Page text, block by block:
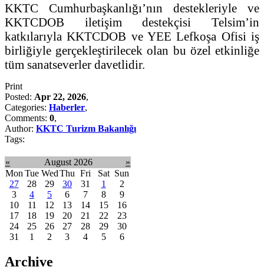
KKTC Cumhurbaşkanlığı’nın destekleriyle ve
KKTCDOB iletişim destekçisi Telsim’in
katkılarıyla KKTCDOB ve YEE Lefkoşa Ofisi iş
birliğiyle gerçekleştirilecek olan bu özel etkinliğe
tüm sanatseverler davetlidir.
Print
Posted: Apr 22, 2026,
Categories: Haberler,
Comments: 0,
Author: KKTC Turizm Bakanlığı
Tags:
« August 2026
»
Mon Tue WedThu Fri Sat Sun
27
28 29 30 31 1
2
3
4 5 6 7 8
9
10
11 12 13 14 15
16
17
18 19 20 21 22
23
24
25 26 27 28 29
30
31
1 2 3 4 5 6
Archive